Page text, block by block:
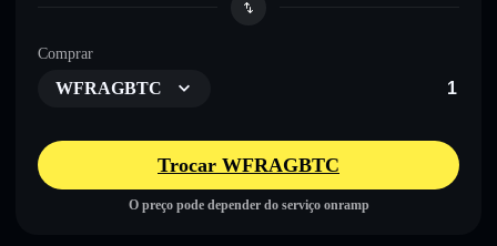
Comprar
WFRAGBTC
Trocar WFRAGBTC
O preço pode depender do serviço onramp